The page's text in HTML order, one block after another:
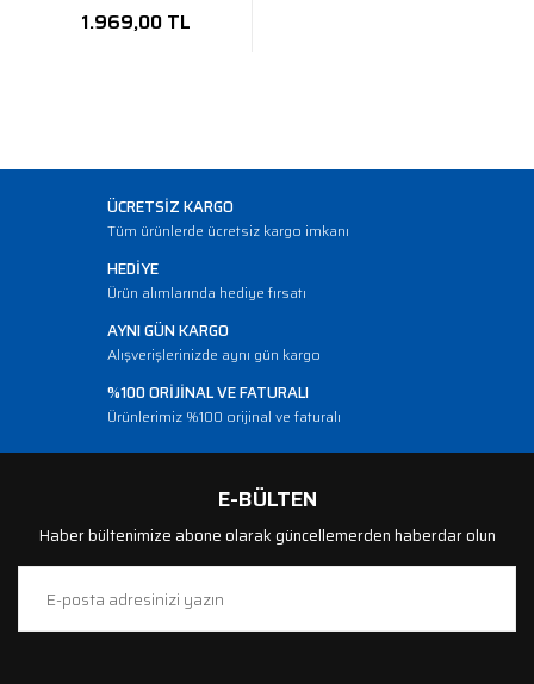
1.969,00 TL
ÜCRETSİZ KARGO
Tüm ürünlerde ücretsiz kargo imkanı
HEDİYE
Ürün alımlarında hediye fırsatı
AYNI GÜN KARGO
Alışverişlerinizde aynı gün kargo
%100 ORİJİNAL VE FATURALI
Ürünlerimiz %100 orijinal ve faturalı
E-BÜLTEN
Haber bültenimize abone olarak güncellemerden haberdar olun